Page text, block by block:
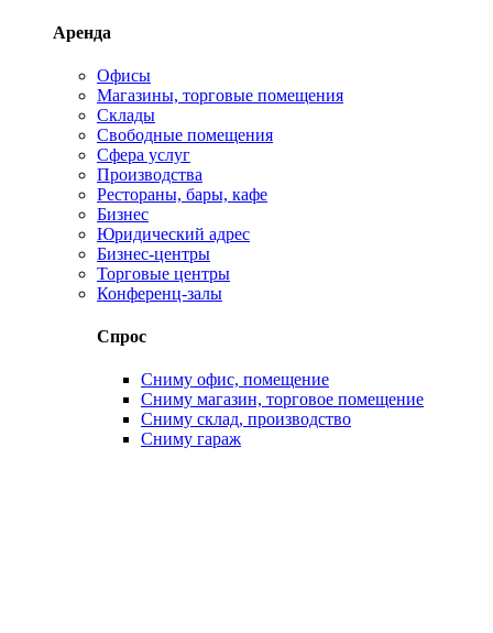
Аренда
Офисы
Магазины, торговые помещения
Склады
Свободные помещения
Сфера услуг
Производства
Рестораны, бары, кафе
Бизнес
Юридический адрес
Бизнес-центры
Торговые центры
Конференц-залы
Спрос
Сниму офис, помещение
Сниму магазин, торговое помещение
Сниму склад, производство
Сниму гараж